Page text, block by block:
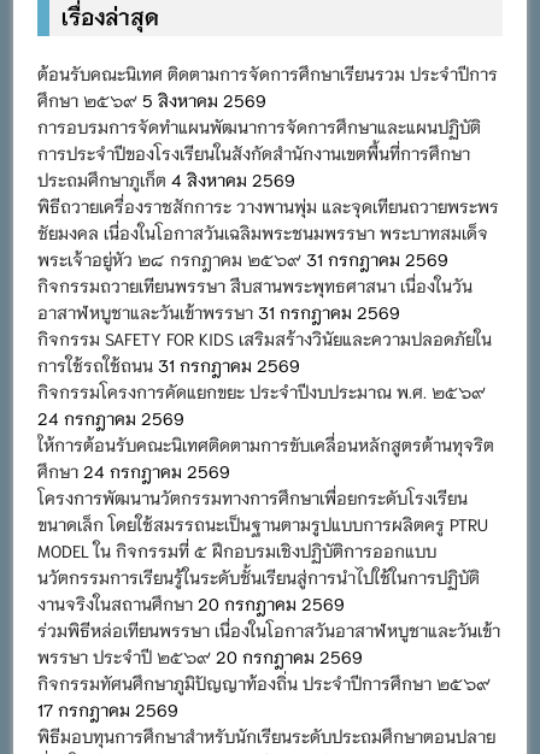
เรื่องล่าสุด
ต้อนรับคณะนิเทศ ติดตามการจัดการศึกษาเรียนรวม ประจำปีการ
ศึกษา ๒๕๖๙ 5 สิงหาคม 2569
การอบรมการจัดทำแผนพัฒนาการจัดการศึกษาและแผนปฏิบัติ
การประจำปีของโรงเรียนในสังกัดสำนักงานเขตพื้นที่การศึกษา
ประถมศึกษาภูเก็ต 4 สิงหาคม 2569
พิธีถวายเครื่องราชสักการะ วางพานพุ่ม และจุดเทียนถวายพระพร
ชัยมงคล เนื่องในโอกาสวันเฉลิมพระชนมพรรษา พระบาทสมเด็จ
พระเจ้าอยู่หัว ๒๘ กรกฎาคม ๒๕๖๙ 31 กรกฎาคม 2569
กิจกรรมถวายเทียนพรรษา สืบสานพระพุทธศาสนา เนื่องในวัน
อาสาฬหบูชาและวันเข้าพรรษา 31 กรกฎาคม 2569
กิจกรรม SAFETY FOR KIDS เสริมสร้างวินัยและความปลอดภัยใน
การใช้รถใช้ถนน 31 กรกฎาคม 2569
กิจกรรมโครงการคัดแยกขยะ ประจำปีงบประมาณ พ.ศ. ๒๕๖๙
24 กรกฎาคม 2569
ให้การต้อนรับคณะนิเทศติดตามการขับเคลื่อนหลักสูตรต้านทุจริต
ศึกษา 24 กรกฎาคม 2569
โครงการพัฒนานวัตกรรมทางการศึกษาเพื่อยกระดับโรงเรียน
ขนาดเล็ก โดยใช้สมรรถนะเป็นฐานตามรูปแบบการผลิตครู PTRU
MODEL ใน กิจกรรมที่ ๕ ฝึกอบรมเชิงปฏิบัติการออกแบบ
นวัตกรรมการเรียนรู้ในระดับชั้นเรียนสู่การนำไปใช้ในการปฏิบัติ
งานจริงในสถานศึกษา 20 กรกฎาคม 2569
ร่วมพิธีหล่อเทียนพรรษา เนื่องในโอกาสวันอาสาฬหบูชาและวันเข้า
พรรษา ประจำปี ๒๕๖๙ 20 กรกฎาคม 2569
กิจกรรมทัศนศึกษาภูมิปัญญาท้องถิ่น ประจำปีการศึกษา ๒๕๖๙
17 กรกฎาคม 2569
พิธีมอบทุนการศึกษาสำหรับนักเรียนระดับประถมศึกษาตอนปลาย